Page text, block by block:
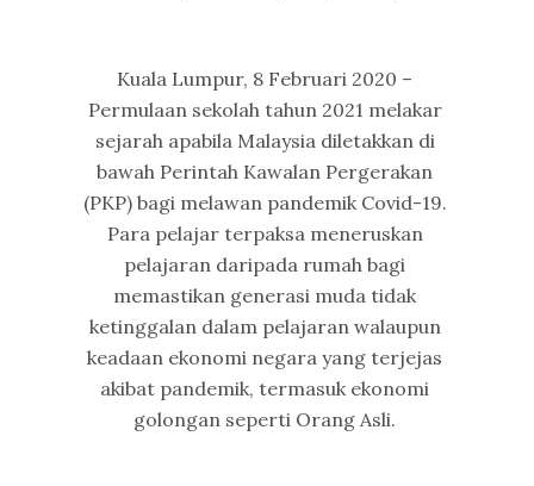
Kuala Lumpur, 8 Februari 2020 –
Permulaan sekolah tahun 2021 melakar
sejarah apabila Malaysia diletakkan di
bawah Perintah Kawalan Pergerakan
(PKP) bagi melawan pandemik Covid-19.
Para pelajar terpaksa meneruskan
pelajaran daripada rumah bagi
memastikan generasi muda tidak
ketinggalan dalam pelajaran walaupun
keadaan ekonomi negara yang terjejas
akibat pandemik, termasuk ekonomi
golongan seperti Orang Asli.